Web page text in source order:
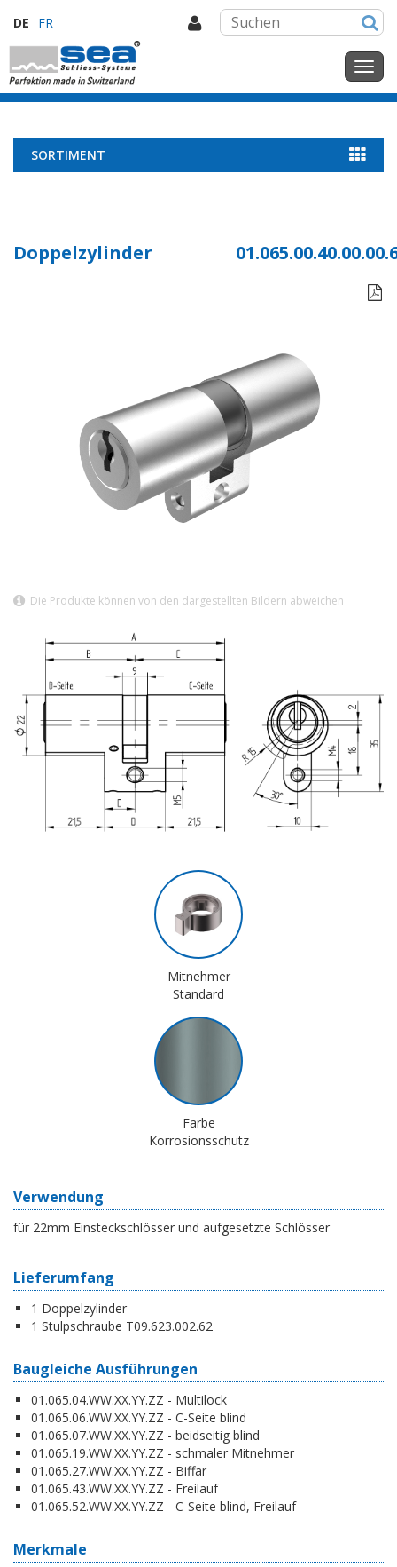
DE FR
SORTIMENT
Doppelzylinder

Die Produkte können von den dargestellten Bildern abweichen
Mitnehmer
Standard
Farbe
Korrosionsschutz
Verwendung
für 22mm Einsteckschlösser und aufgesetzte Schlösser
Lieferumfang
1 Doppelzylinder
1 Stulpschraube T09.623.002.62
Baugleiche Ausführungen
01.065.04.WW.XX.YY.ZZ - Multilock
01.065.06.WW.XX.YY.ZZ - C-Seite blind
01.065.07.WW.XX.YY.ZZ - beidseitig blind
01.065.19.WW.XX.YY.ZZ - schmaler Mitnehmer
01.065.27.WW.XX.YY.ZZ - Biffar
01.065.43.WW.XX.YY.ZZ - Freilauf
01.065.52.WW.XX.YY.ZZ - C-Seite blind, Freilauf
Merkmale